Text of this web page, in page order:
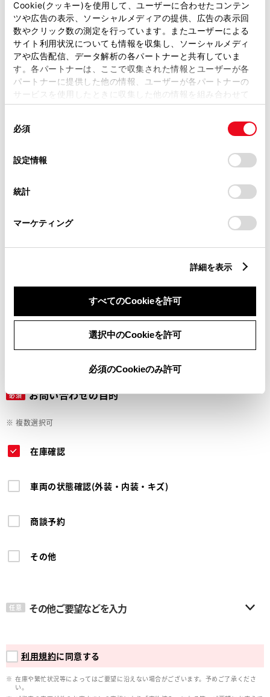
Cookie(クッキー)を使用して、ユーザーに合わせたコンテン
ツや広告の表示、ソーシャルメディアの提供、広告の表示回
数やクリック数の測定を行っています。またユーザーによる
サイト利用状況についても情報を収集し、ソーシャルメディ
アや広告配信、データ解析の各パートナーと共有していま
す。各パートナーは、ここで収集された情報とユーザーが各
パートナーに提供した他の情報、ユーザーが各パートナーの
サービスを使用したときに収集した他の情報を組み合わせて
使用することがあります。当ウェブサイトの使用を続行する
デバイスにすべてのCookie(クッキー)が保存されることに同
意したことになります。Cookie(クッキー)のオプトアウト、
設定の変更、同意を撤回したりするにあたっては、当社の
「Cookie（クッキー）情報の取り扱いについて
」をご覧くだ
必須
設定情報
統計
マーケティング
詳細を表示
すべてのCookieを許可
選択中のCookieを許可
必須のCookieのみ許可
必須 丁目番地
建物名
必須 ご希望の連絡方法
Eメール
メールアドレス
必須 お問い合わせの目的
※ 複数選択可
在庫確認
車両の状態確認(外装・内装・キズ)
商談予約
その他
任意 その他ご要望などを入力
利用規約に同意する
在庫や繁忙状況等によってはご要望に沿えない場合がございます。予めご了承くださ
い。